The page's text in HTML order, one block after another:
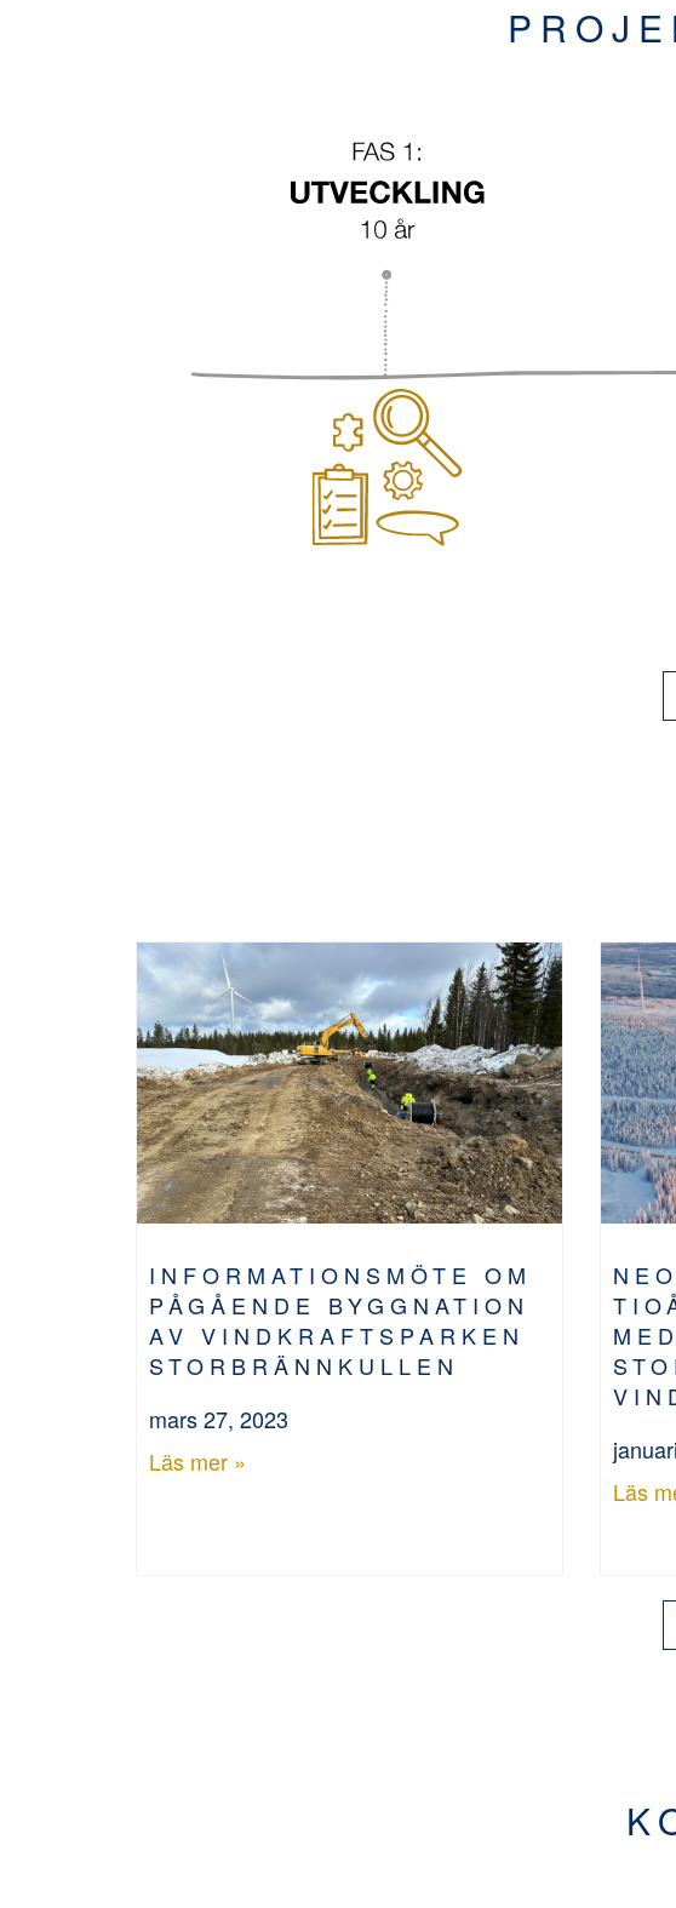
INFORMATIONSMÖTE OM
PÅGÅENDE BYGGNATION
AV VINDKRAFTSPARKEN
STORBRÄNNKULLEN
mars 27, 2023
Läs mer »
Läs